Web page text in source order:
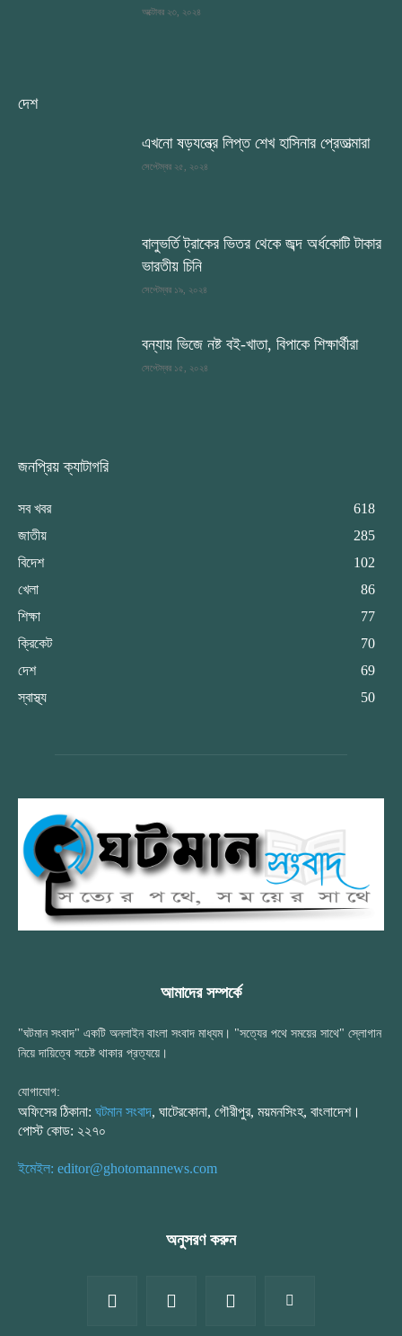
অক্টোবর ২৩, ২০২৪
দেশ
এখনো ষড়যন্ত্রে লিপ্ত শেখ হাসিনার প্রেতাত্মারা
সেপ্টেম্বর ২৫, ২০২৪
বালুভর্তি ট্রাকের ভিতর থেকে জব্দ অর্ধকোটি টাকার
ভারতীয় চিনি
সেপ্টেম্বর ১৯, ২০২৪
বন্যায় ভিজে নষ্ট বই-খাতা, বিপাকে শিক্ষার্থীরা
সেপ্টেম্বর ১৫, ২০২৪
জনপ্রিয় ক্যাটাগরি
সব খবর
618
জাতীয়
285
বিদেশ
102
খেলা
86
শিক্ষা
77
ক্রিকেট
70
দেশ
69
স্বাস্থ্য
50
আমাদের সম্পর্কে
"ঘটমান সংবাদ" একটি অনলাইন বাংলা সংবাদ মাধ্যম। "সত্যের পথে সময়ের সাথে" স্লোগান
নিয়ে দায়িত্বে সচেষ্ট থাকার প্রত্যয়ে।
যোগাযোগ:
অফিসের ঠিকানা: ঘটমান সংবাদ, ঘাটেরকোনা, গৌরীপুর, ময়মনসিংহ, বাংলাদেশ।
পোস্ট কোড: ২২৭০
ইমেইল: editor@ghotomannews.com
অনুসরণ করুন